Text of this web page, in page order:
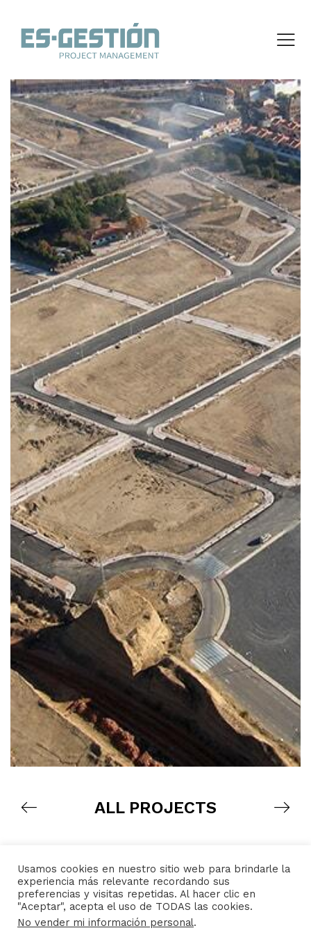
ALL PROJECTS
Usamos cookies en nuestro sitio web para brindarle la
experiencia más relevante recordando sus
preferencias y visitas repetidas. Al hacer clic en
"Aceptar", acepta el uso de TODAS las cookies.
No vender mi información personal.